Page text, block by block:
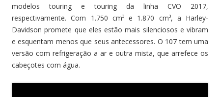
modelos touring e touring da linha CVO 2017,
respectivamente. Com 1.750 cm³ e 1.870 cm³, a Harley-
Davidson promete que eles estão mais silenciosos e vibram
e esquentam menos que seus antecessores. O 107 tem uma
versão com refrigeração a ar e outra mista, que arrefece os
cabeçotes com água.